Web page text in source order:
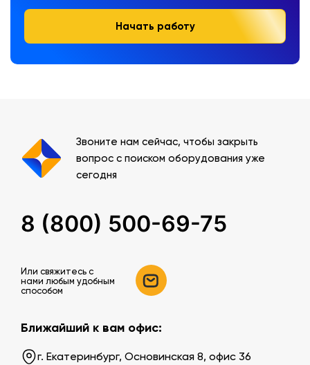
Начать работу
Звоните нам сейчас, чтобы закрыть
вопрос с поиском оборудования уже
сегодня
8 (800) 500-69-75
Или свяжитесь c
нами любым удобным
способом
Ближайший к вам офис:
г. Екатеринбург, Основинская 8, офис 36